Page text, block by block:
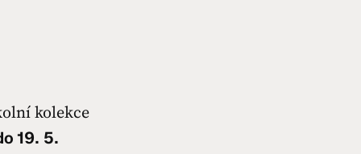
kolekce
19. 5.